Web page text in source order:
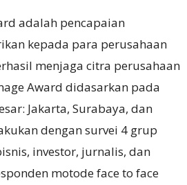
adalah pencapaian
kepada para perusahaan
menjaga citra perusahaan
Award didasarkan pada
Jakarta, Surabaya, dan
dengan survei 4 grup
investor, jurnalis, dan
motode face to face